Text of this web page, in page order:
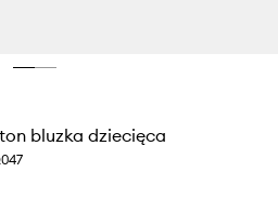
bluzka dziecięca